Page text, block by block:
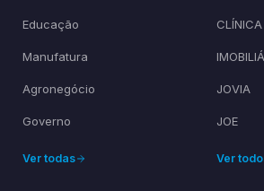
Educação
Manufatura
Agronegócio
Governo
Ver todas
CLÍNICA
JOVIA
JOE
Ver